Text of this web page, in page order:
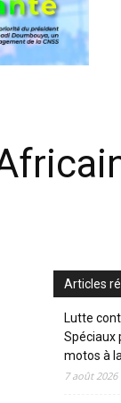
Articles
Lutte
Spéciaux
motos à
7 août 2026